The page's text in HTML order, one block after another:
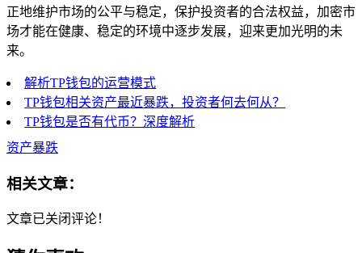
正地维护市场的公平与稳定，保护投资者的合法权益，加密市
场才能在健康、稳定的环境中逐步发展，迎来更加光明的未
来。
解析TP钱包的运营模式
TP钱包相关资产最近暴跌，投资者何去何从？
TP钱包是否有代币？深度解析
资产暴跌
相关文章：
文章已关闭评论！